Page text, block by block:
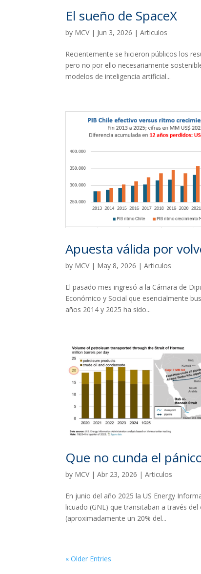
El sueño de SpaceX
by MCV| Jun 3, 2026 |Articulos
Recientemente se hicieron públicos los
pero no por ello necesariamente
modelos de inteligencia artificial...
Apuesta válida por
by MCV| May 8, 2026 |Articulos
El pasado mes ingresó a la Cámara de
Económico y Social que esencialmente
años 2014 y 2025 ha sido...
Que no cunda el
by MCV|Abr 23, 2026 |Articulos
En junio del año 2025 la US Energy
licuado (GNL) que transitaban a través
(aproximadamente un 20% del...
« Older Entries